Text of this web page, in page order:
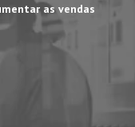
as vendas